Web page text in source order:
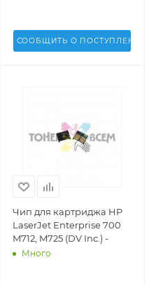
СООБЩИТЬ О ПОСТУПЛЕНИИ
Чип для картриджа HP
LaserJet Enterprise 700
M712, M725 (DV Inc.) -
Много